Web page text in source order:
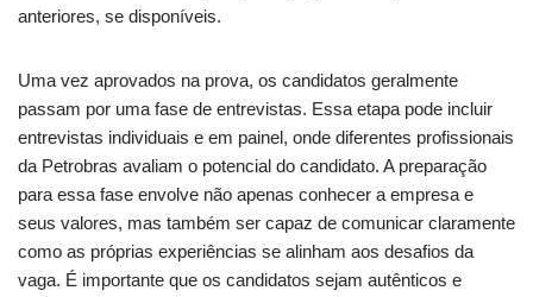
anteriores, se disponíveis.
Uma vez aprovados na prova, os candidatos geralmente
passam por uma fase de entrevistas. Essa etapa pode incluir
entrevistas individuais e em painel, onde diferentes profissionais
da Petrobras avaliam o potencial do candidato. A preparação
para essa fase envolve não apenas conhecer a empresa e
seus valores, mas também ser capaz de comunicar claramente
como as próprias experiências se alinham aos desafios da
vaga. É importante que os candidatos sejam autênticos e